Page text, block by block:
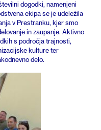
dogodki, namenjeni
ekipa se je udeležila
v Prestranku, kjer smo
in zaupanje. Aktivno
s področja trajnosti,
kulture ter
delo.